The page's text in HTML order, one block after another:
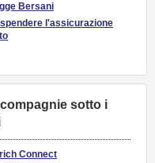
Bersani
l'assicurazione
sotto i
Connect